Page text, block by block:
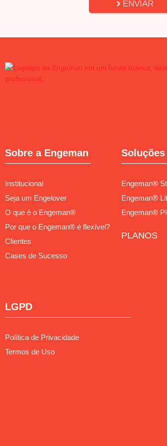
ENVIAR
Sobre a Engeman
Institucional
Seja um Engelover
O que é o Engeman®
Por que o Engeman® é flexível?
Clientes
Cases de Sucesso
Soluções
Engeman®
Engeman®
Engeman®
PLANOS
LGPD
Política de Privacidade
Termos de Uso